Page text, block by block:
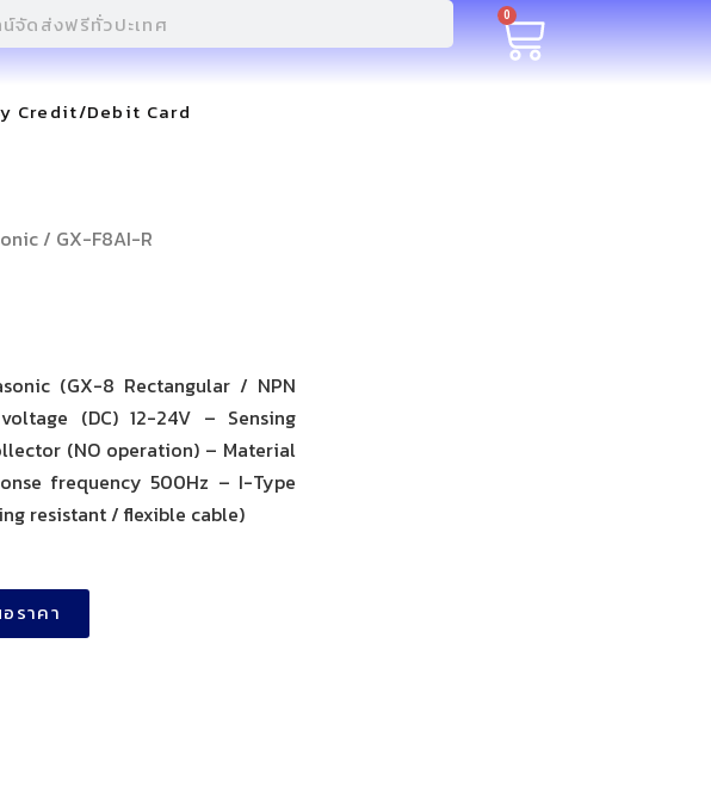
0
Credit/Debit Card
/ GX-F8AI-R
(GX-8 Rectangular / NPN
(DC) 12-24V – Sensing
(NO operation) – Material
frequency 500Hz – I-Type
resistant / flexible cable)
ราคา